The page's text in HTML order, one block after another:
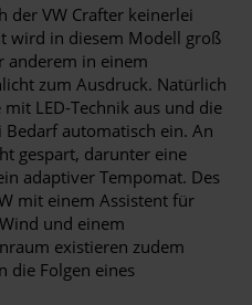
der VW Crafter keinerlei
wird in diesem Modell groß
anderem in einem
zum Ausdruck. Natürlich
LED-Technik aus und die
Bedarf automatisch ein. An
gespart, darunter eine
adaptiver Tempomat. Des
mit einem Assistent für
und einem
existieren zudem
die Folgen eines